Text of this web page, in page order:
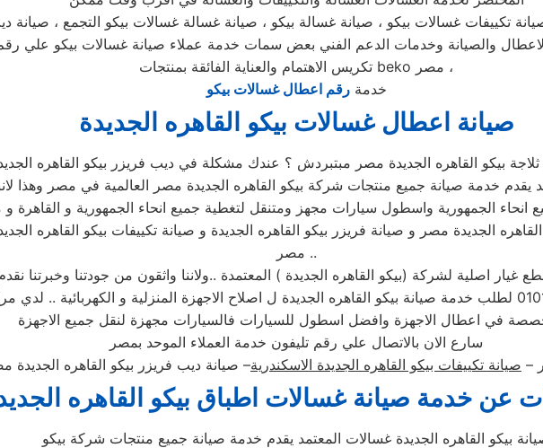
تكريس الاهتمام والعناية الفائقة بمنتجات beko مصر ،
خدمةرقم اعطال غسالات بيكو
صيانة اعطال غسالات بيكو القاهره الجديدة
بيكو القاهره الجديدة مصر مبتبردش ؟ عندك مشكلة في ديب فريزر بيكو القاهره
خدمة صيانة جميع منتجات شركة بيكو القاهره الجديدة مصر العالمية في مصر وهذا
انحاء الجمهورية واسطول سيارات مجهز ومتنقل لتغطية جميع انحاء الجمهورية و
الجديدة مصر و صيانة فريزر بيكو القاهره الجديدة و صيانة تكييفات بيكو القاهره
مصر ..
غيار اصلية لشركة (بيكو القاهره الجديدة ) المعتمدة ..ولاننا واثقون من جودتنا
سارع الان بالاتصال علي رقم تليفون خدمة العملاء الموحد بمصر
– صيانة تكييفات بيكو القاهره الجديدة الاسكندرية– صيانة ديب فريزر بيكو القاهره الجديدة
عن خدمة صيانة غسالات اطباق بيكو القاهره
بيكو القاهره الجديدة غسالات المعتمد يقدم خدمة صيانة جميع منتجات شركة بيكو